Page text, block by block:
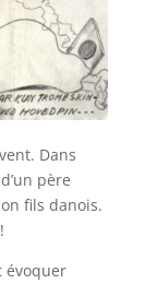
Dans
père
fils danois.
évoquer